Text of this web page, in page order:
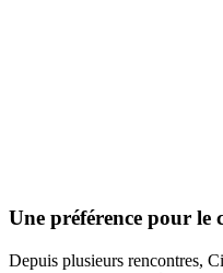
Une préférence pour le
Depuis plusieurs rencontres,